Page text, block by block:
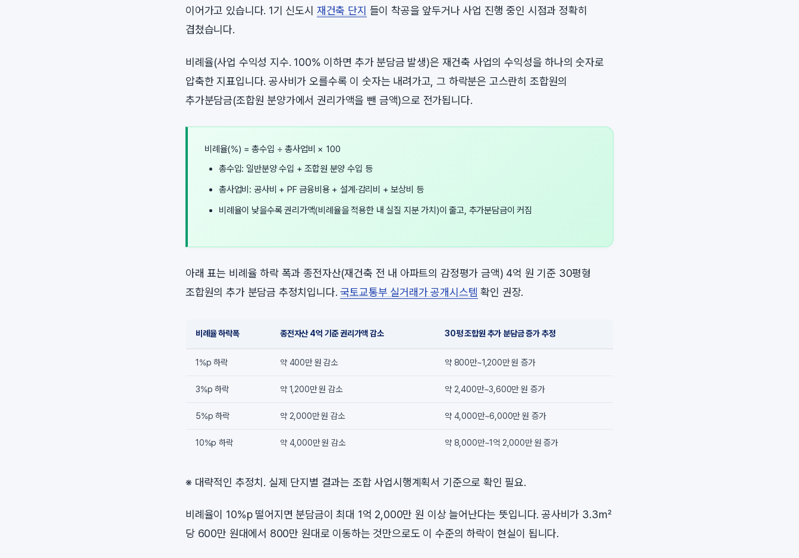
이어가고 있습니다. 1기 신도시 재건축 단지 들이 착공을 앞두거나 사업 진행 중인 시점과 정확히
겹쳤습니다.
비례율(사업 수익성 지수. 100% 이하면 추가 분담금 발생)은 재건축 사업의 수익성을 하나의 숫자로
압축한 지표입니다. 공사비가 오를수록 이 숫자는 내려가고, 그 하락분은 고스란히 조합원의
추가분담금(조합원 분양가에서 권리가액을 뺀 금액)으로 전가됩니다.
비례율(%) = 총수입 ÷ 총사업비 × 100
총수입: 일반분양 수입 + 조합원 분양 수입 등
총사업비: 공사비 + PF 금융비용 + 설계·감리비 + 보상비 등
비례율이 낮을수록 권리가액(비례율을 적용한 내 실질 지분 가치)이 줄고, 추가분담금이 커짐
아래 표는 비례율 하락 폭과 종전자산(재건축 전 내 아파트의 감정평가 금액) 4억 원 기준 30평형
조합원의 추가 분담금 추정치입니다.국토교통부 실거래가 공개시스템 확인 권장.
비례율 하락폭 종전자산 4억 기준 권리가액 감소 30평 조합원 추가 분담금 증가 추정
1%p 하락 약 400만 원 감소 약 800만~1,200만 원 증가
3%p 하락 약 1,200만 원 감소 약 2,400만~3,600만 원 증가
5%p 하락 약 2,000만 원 감소 약 4,000만~6,000만 원 증가
10%p 하락 약 4,000만 원 감소 약 8,000만~1억 2,000만 원 증가
※ 대략적인 추정치. 실제 단지별 결과는 조합 사업시행계획서 기준으로 확인 필요.
비례율이 10%p 떨어지면 분담금이 최대 1억 2,000만 원 이상 늘어난다는 뜻입니다. 공사비가 3.3㎡
당 600만 원대에서 800만 원대로 이동하는 것만으로도 이 수준의 하락이 현실이 됩니다.